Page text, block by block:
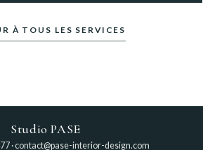
À TOUS LES SERVICES
Studio PASE
·contact@pase-interior-design.com